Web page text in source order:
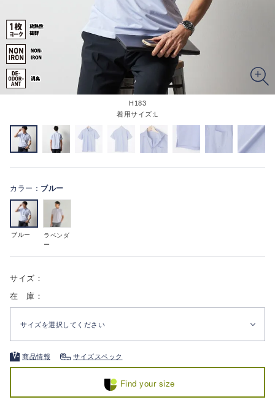
H183
着用サイズ:L
カラー： ブルー
ブルー
ラベンダ
ー
サイズ：
在 庫：
サイズを選択してください
商品情報 サイズスペック
Find your size